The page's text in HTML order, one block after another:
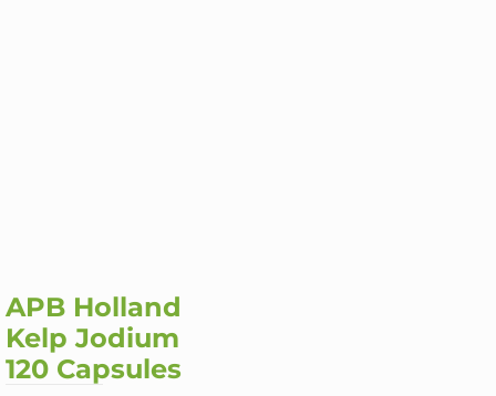
APB Holland
Kelp Jodium
120 Capsules